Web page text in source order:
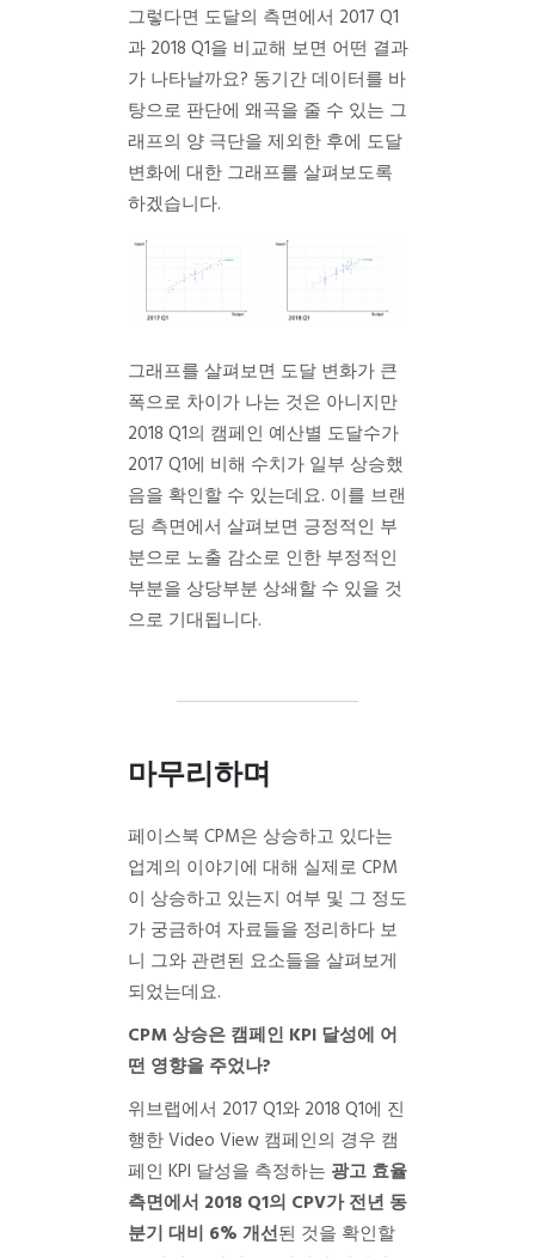
그렇다면 도달의 측면에서 2017 Q1
과 2018 Q1을 비교해 보면 어떤 결과
가 나타날까요? 동기간 데이터를 바
탕으로 판단에 왜곡을 줄 수 있는 그
래프의 양 극단을 제외한 후에 도달
변화에 대한 그래프를 살펴보도록
하겠습니다.
그래프를 살펴보면 도달 변화가 큰
폭으로 차이가 나는 것은 아니지만
2018 Q1의 캠페인 예산별 도달수가
2017 Q1에 비해 수치가 일부 상승했
음을 확인할 수 있는데요. 이를 브랜
딩 측면에서 살펴보면 긍정적인 부
분으로 노출 감소로 인한 부정적인
부분을 상당부분 상쇄할 수 있을 것
으로 기대됩니다.
마무리하며
페이스북 CPM은 상승하고 있다는
업계의 이야기에 대해 실제로 CPM
이 상승하고 있는지 여부 및 그 정도
가 궁금하여 자료들을 정리하다 보
니 그와 관련된 요소들을 살펴보게
되었는데요.
CPM 상승은 캠페인 KPI 달성에 어
떤 영향을 주었나?
위브랩에서 2017 Q1와 2018 Q1에 진
행한 Video View 캠페인의 경우 캠
페인 KPI 달성을 측정하는 광고 효율
측면에서 2018 Q1의 CPV가 전년 동
분기 대비 6% 개선된 것을 확인할